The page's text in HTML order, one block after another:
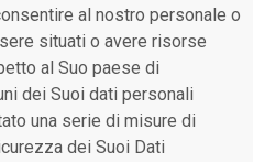
al nostro personale o
situati o avere risorse
al Suo paese di
dei Suoi dati personali
una serie di misure di
dei Suoi Dati